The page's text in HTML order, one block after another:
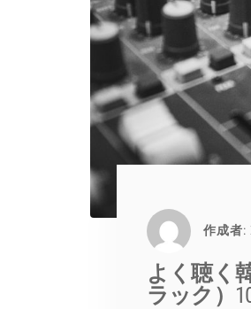
作成者:
よく聴く
ラック）